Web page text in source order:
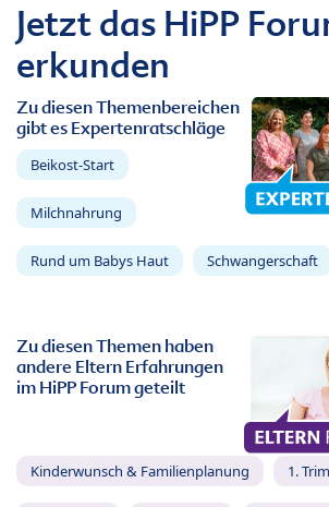
Jetzt das HiPP
erkunden
Zu diesen Themenbereichen
gibt es Expertenratschläge
Beikost-Start
Milchnahrung
Rund um Babys Haut Schwangerschaft
Zu diesen Themen haben
andere Eltern Erfahrungen
im HiPP Forum geteilt
Kinderwunsch & Familienplanung 1.